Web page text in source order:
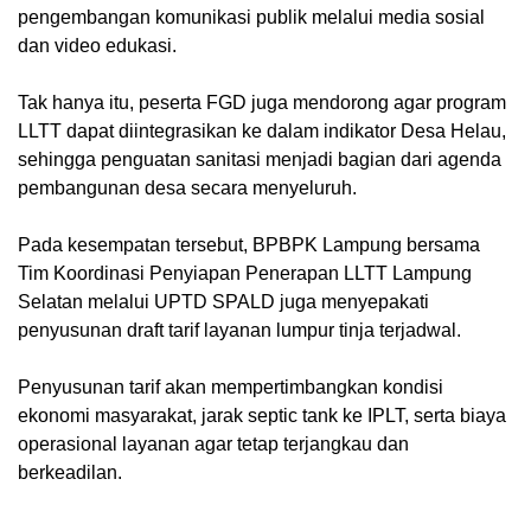
pengembangan komunikasi publik melalui media sosial
dan video edukasi.
Tak hanya itu, peserta FGD juga mendorong agar program
LLTT dapat diintegrasikan ke dalam indikator Desa Helau,
sehingga penguatan sanitasi menjadi bagian dari agenda
pembangunan desa secara menyeluruh.
Pada kesempatan tersebut, BPBPK Lampung bersama
Tim Koordinasi Penyiapan Penerapan LLTT Lampung
Selatan melalui UPTD SPALD juga menyepakati
penyusunan draft tarif layanan lumpur tinja terjadwal.
Penyusunan tarif akan mempertimbangkan kondisi
ekonomi masyarakat, jarak septic tank ke IPLT, serta biaya
operasional layanan agar tetap terjangkau dan
berkeadilan.